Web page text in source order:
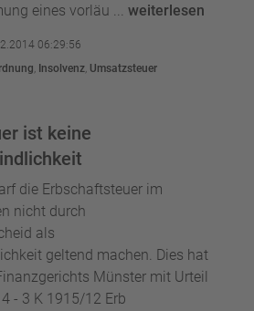
eines vorläu ... weiterlesen
06:29:56
, Insolvenz, Umsatzsteuer
ist keine
die Erbschaftsteuer im
nicht durch
als
geltend machen. Dies hat
Münster mit Urteil
- 3 K 1915/12 Erb